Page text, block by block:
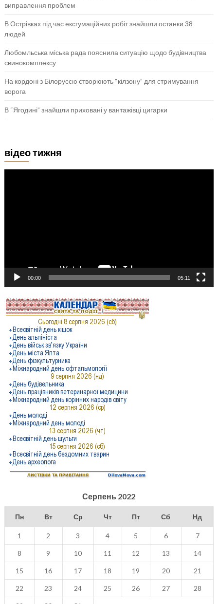
виправлення проблем
В Острівках під час ексгумаційних робіт знайшли останки 38
людей
Любомльська міська рада пояснила ситуацію щодо будівництва
свинокомплексу
На кордоні з Білоруссю створюють “кілзону” для стримування
ворога
В “Ягодині” знайшли приховані у вантажівці цигарки
відео тижня
00:00 05:11
Серпень 2022
Пн Вт Ср Чт Пт Сб Нд
1 2 3 4 5 6 7
8 9 10 11 12 13 14
15 16 17 18 19 20 21
22 23 24 25 26 27 28